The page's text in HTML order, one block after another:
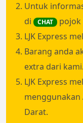
Untuk
di
CHAT
pojok
LJK Express
Barang anda
extra dari kami.
LJK Express
menggunakan
Darat.